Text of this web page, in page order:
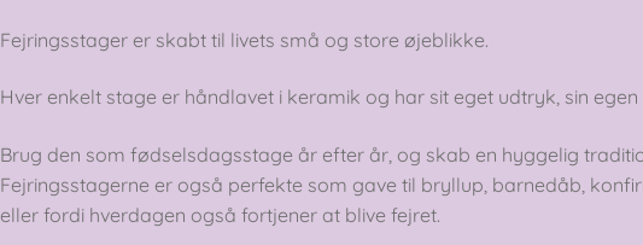
Fejringsstager er skabt til livets små og store øjeblikke.
Hver enkelt stage er håndlavet i keramik og har sit eget udtryk, sin
Brug den som fødselsdagsstage år efter år, og skab en hyggelig
Fejringsstagerne er også perfekte som gave til bryllup, barnedåb,
eller fordi hverdagen også fortjener at blive fejret.